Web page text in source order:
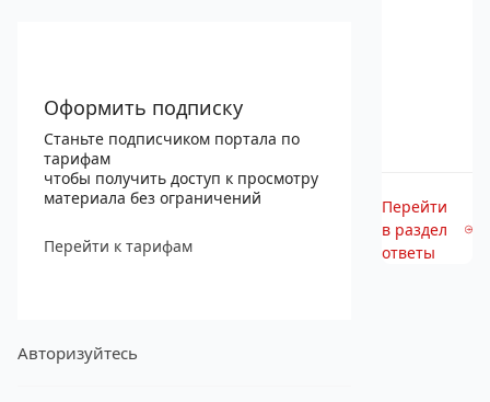
Оформить подписку
Станьте подписчиком портала по
тарифам
чтобы получить доступ к просмотру
материала без ограничений
Перейти к тарифам
Авторизуйтесь
Перейти
в раздел
ответы